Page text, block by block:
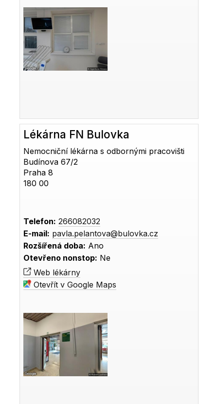
Lékárna FN Bulovka
Nemocniční lékárna s odbornými pracovišti
Budínova 67/2
Praha 8
180 00
Telefon: 266082032
E-mail: pavla.pelantova@bulovka.cz
Rozšířená doba: Ano
Otevřeno nonstop: Ne
Web lékárny
Otevřít v Google Maps